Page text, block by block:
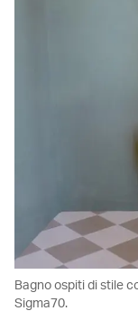
Bagno ospiti di stile
Sigma70.